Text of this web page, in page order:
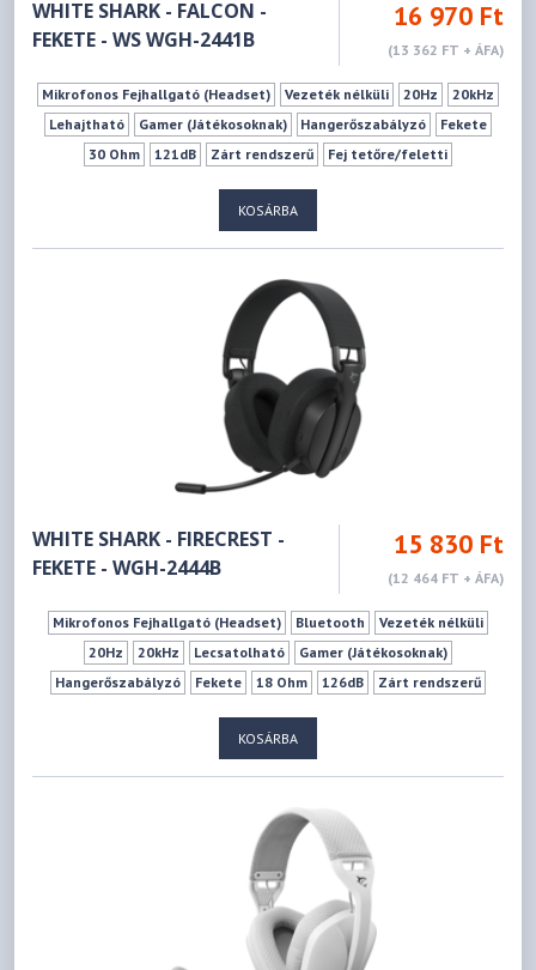
WHITE SHARK - FALCON -
FEKETE - WS WGH-2441B
16 970 Ft
(13 362 FT + ÁFA)
Mikrofonos Fejhallgató (Headset) Vezeték nélküli 20Hz
20kHz
Lehajtható
Gamer (Játékosoknak) Hangerőszabályzó
Fekete
30 Ohm
121dB Zárt rendszerű Fej tetőre/feletti
KOSÁRBA
WHITE SHARK - FIRECREST -
FEKETE - WGH-2444B
15 830 Ft
(12 464 FT + ÁFA)
Mikrofonos Fejhallgató (Headset) Bluetooth
Vezeték nélküli
20Hz
20kHz Lecsatolható
Gamer (Játékosoknak)
Hangerőszabályzó
Fekete 18 Ohm 126dB
Zárt rendszerű
KOSÁRBA